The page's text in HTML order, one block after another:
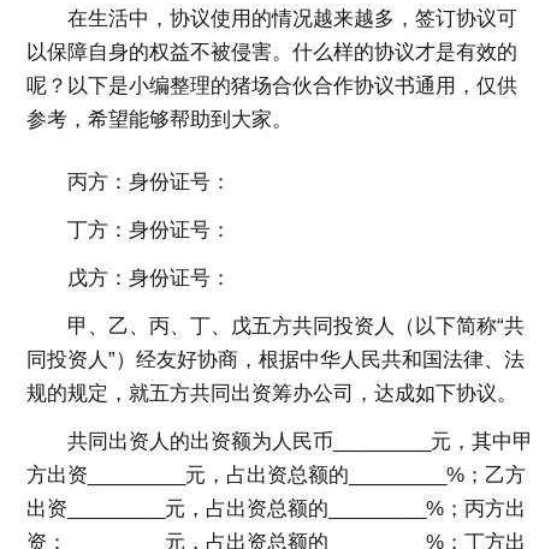
在生活中，协议使用的情况越来越多，签订协议可
以保障自身的权益不被侵害。什么样的协议才是有效的
呢？以下是小编整理的猪场合伙合作协议书通用，仅供
参考，希望能够帮助到大家。
丙方：身份证号：
丁方：身份证号：
戊方：身份证号：
甲、乙、丙、丁、戊五方共同投资人（以下简称“共
同投资人”）经友好协商，根据中华人民共和国法律、法
规的规定，就五方共同出资筹办公司，达成如下协议。
共同出资人的出资额为人民币_________元，其中甲
方出资_________元，占出资总额的_________%；乙方
出资_________元，占出资总额的_________%；丙方出
资：_________元，占出资总额的_________%；丁方出